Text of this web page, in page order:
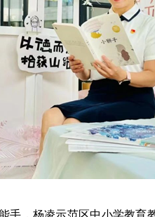
手，杨凌示范区中小学教育